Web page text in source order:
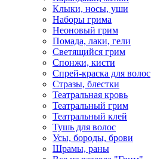
Клыки, носы, уши
Наборы грима
Неоновый грим
Помада, лаки, гели
Светящийся грим
Спонжи, кисти
Спрей-краска для волос
Стразы, блестки
Театральная кровь
Театральный грим
Театральный клей
Тушь для волос
Усы, бороды, брови
Шрамы, раны